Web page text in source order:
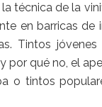
técnica de la
en barricas
Tintos
por qué no, el
o tintos